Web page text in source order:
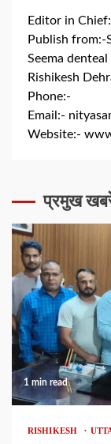
Editor in
Publish from:-
Seema
Rishikesh
Phone:-
Email:-
Website:-
प्रमुख
1 min read
RISHIKESH